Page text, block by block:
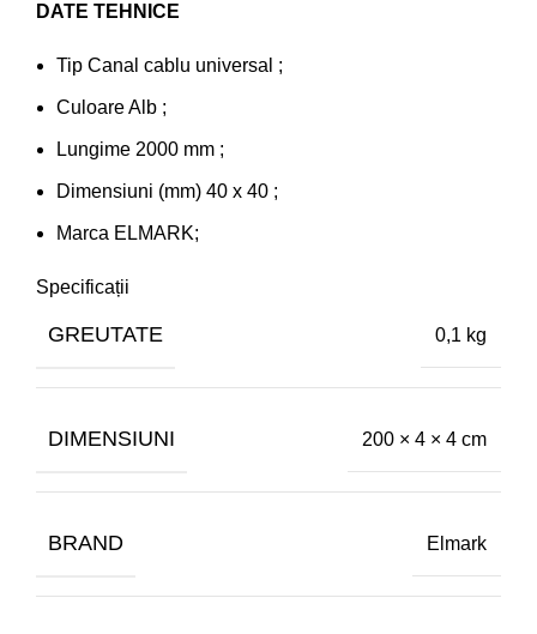
DATE TEHNICE
Tip Canal cablu universal ;
Culoare Alb ;
Lungime 2000 mm ;
Dimensiuni (mm) 40 x 40 ;
Marca ELMARK;
Specificații
GREUTATE 0,1 kg
DIMENSIUNI 200 × 4 × 4 cm
BRAND Elmark